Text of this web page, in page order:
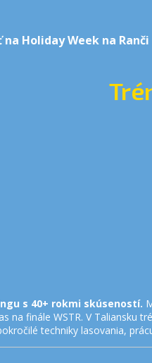
na Holiday Week na Ranči
s 40+ rokmi skúseností.
na finále WSTR. V
techniky lasovania,